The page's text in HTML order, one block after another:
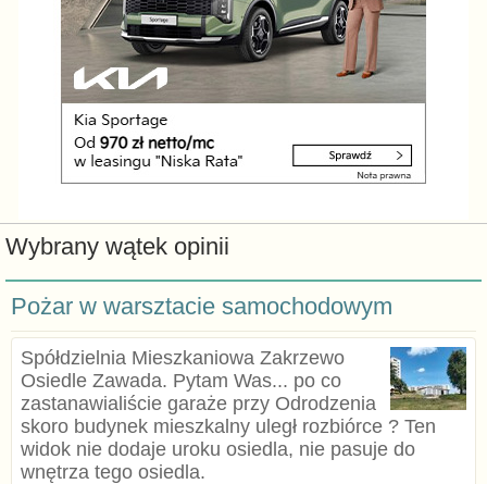
Wybrany wątek opinii
Pożar w warsztacie samochodowym
Spółdzielnia Mieszkaniowa Zakrzewo
Osiedle Zawada. Pytam Was... po co
zastanawialiście garaże przy Odrodzenia
skoro budynek mieszkalny uległ rozbiórce ? Ten
widok nie dodaje uroku osiedla, nie pasuje do
wnętrza tego osiedla.